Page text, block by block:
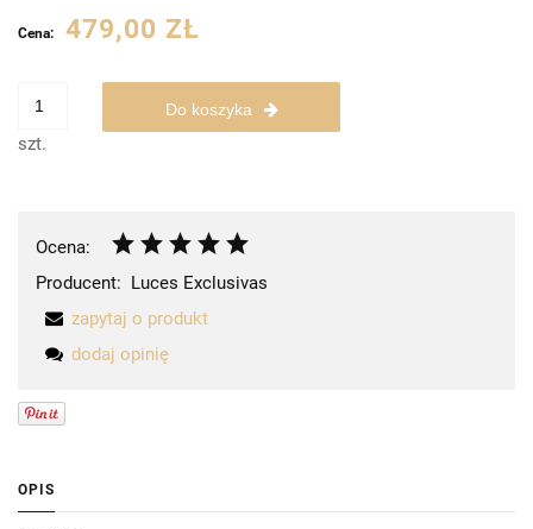
Cena: 479,00 ZŁ
szt.
Do koszyka
Ocena:
Producent: Luces Exclusivas
zapytaj o produkt
dodaj opinię
OPIS